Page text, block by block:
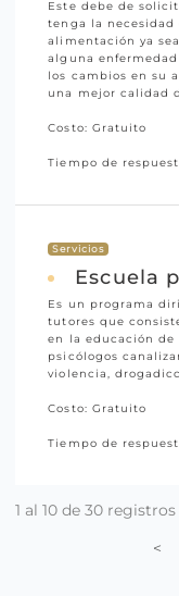
Este debe de
tenga la
alimentación ya
alguna
los cambios en su
una mejor calidad
Costo: Gratuito
Tiempo de
Servicios
Escuela
Es un programa
tutores que
en la educación de
psicólogos
violencia,
Costo: Gratuito
Tiempo de
1 al 10 de 30 registros
<